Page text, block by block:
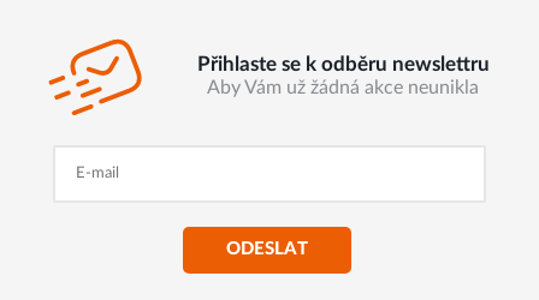
Přihlaste se k odběru newslettru
Aby Vám už žádná akce neunikla
ODESLAT